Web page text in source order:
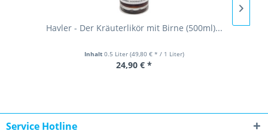
Havler - Der Kräuterlikör mit Birne (500ml)...
Inhalt 0.5 Liter (49,80 € * / 1 Liter)
24,90 € *
Service Hotline